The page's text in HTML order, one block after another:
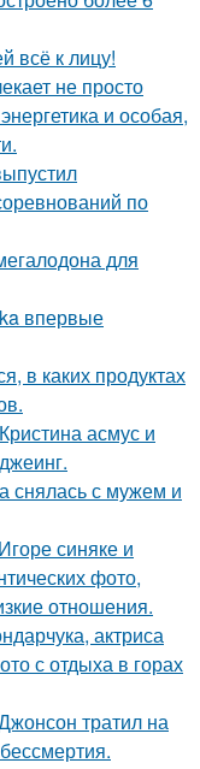
всё к лицу!
не просто
и особая,
по
для
впервые
в каких продуктах
асмус и
снялась с мужем и
синяке и
фото,
отношения.
актриса
с отдыха в горах
тратил на